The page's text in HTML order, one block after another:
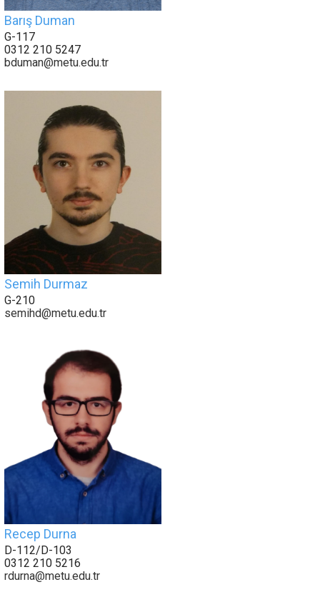
Barış Duman
G-117
0312 210 5247
bduman@metu.edu.tr
Semih Durmaz
G-210
semihd@metu.edu.tr
Recep Durna
D-112/D-103
0312 210 5216
rdurna@metu.edu.tr